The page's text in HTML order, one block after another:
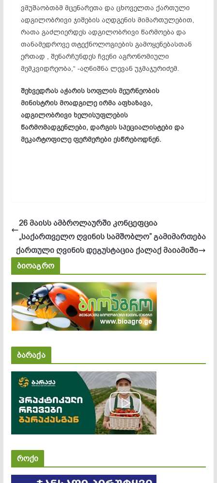
ვმუშაობთბმ მცენარეთა და ცხოველთა ქართული
ადგილობრივი ჯიშების აღდგენის მიმართულებით,
რათა გაძლიერდეს ადგილობრივი წარმოება და
თანამედროვე თტექნოლოგიების გამოყენებასთან
ერთად , შენარჩუნდეს ჩვენი აგრონომიული
მემკვიდრეობა,“ -აღნიშნა ლევან უჯმაჯურიძემ.
შეხვედრას აჭარის სოფლის მეურნეობის
მინისტრის მოადგილე ირმა აფხაზავა,
ადგილობრივი ხელისუფლების
წარმომადგენლები, დარგის სპეციალისტები და
მეკარტოფილე ფერმერები ესწრებოდნენ.
26 მაისს ამბროლაურში კონცეფცია
„საქართველო ღვინის სამშობლო” გამიმართება
ქართული ღვინის დეგუსტაცია ქალაქ მაიამიში
ბიოაგრო
ბარაქა
როქი